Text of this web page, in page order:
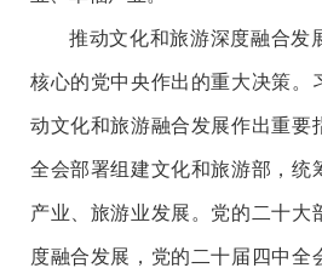
推动文化和旅游深度融合发
核心的党中央作出的重大决策。
动文化和旅游融合发展作出重要
全会部署组建文化和旅游部，统
产业、旅游业发展。党的二十大
度融合发展，党的二十届四中全